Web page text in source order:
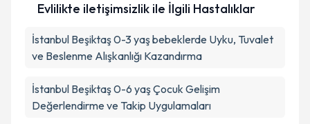
Evlilikte iletişimsizlik ile İlgili Hastalıklar
İstanbul Beşiktaş 0-3 yaş bebeklerde Uyku, Tuvalet
ve Beslenme Alışkanlığı Kazandırma
İstanbul Beşiktaş 0-6 yaş Çocuk Gelişim
Değerlendirme ve Takip Uygulamaları